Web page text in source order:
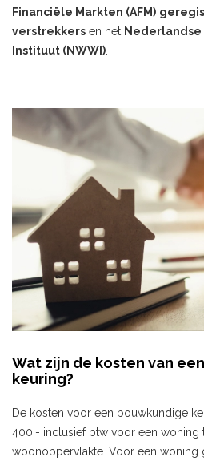
Financiële Markten (AFM)
verstrekkers en het Nederlandse
Instituut (NWWI)
Wat zijn de kosten van
keuring?
De kosten voor een bouwkundige
400,- inclusief btw voor een woning
woonoppervlakte. Voor een woning